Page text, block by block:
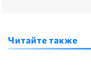
Читайте также